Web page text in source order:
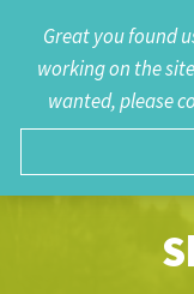
Great you found
working on the
wanted, please
inhoud